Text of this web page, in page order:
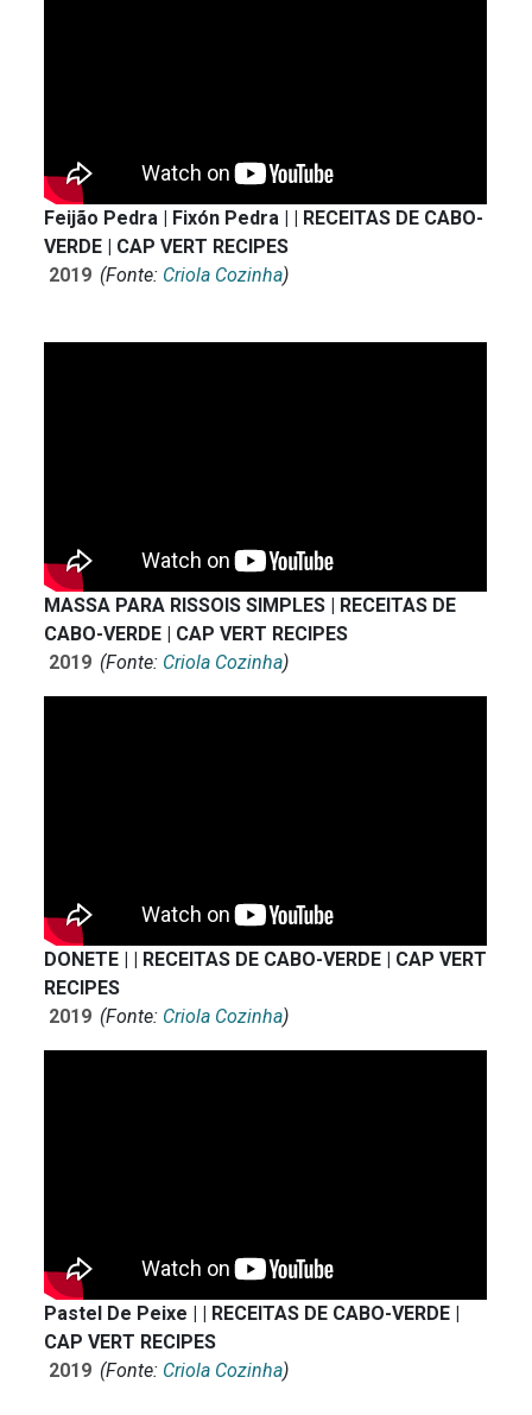
Feijão Pedra | Fixón Pedra | | RECEITAS DE CABO-
VERDE | CAP VERT RECIPES
2019 (Fonte: Criola Cozinha)
MASSA PARA RISSOIS SIMPLES | RECEITAS DE
CABO-VERDE | CAP VERT RECIPES
2019 (Fonte: Criola Cozinha)
DONETE | | RECEITAS DE CABO-VERDE | CAP VERT
RECIPES
2019 (Fonte: Criola Cozinha)
Pastel De Peixe | | RECEITAS DE CABO-VERDE |
CAP VERT RECIPES
2019 (Fonte: Criola Cozinha)